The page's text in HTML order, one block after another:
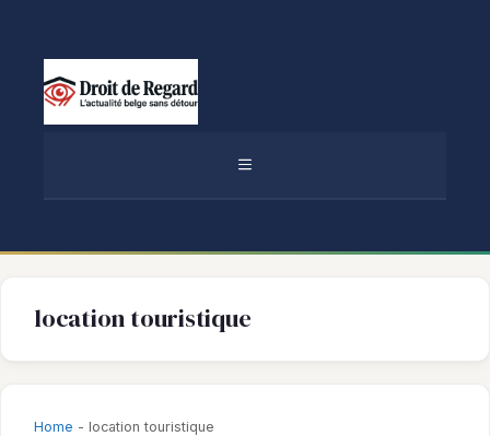
MENU
location touristique
Home - location touristique